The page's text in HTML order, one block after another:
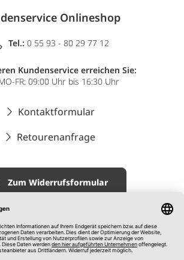
Onlineshop
Tel.: 0 55 93 - 80 29 77 12
Kundenservice erreichen Sie:
FR: 09:00 Uhr bis 16:30 Uhr
Kontaktformular
Retourenanfrage
Zum Widerrufsformular
Impressum
AGB